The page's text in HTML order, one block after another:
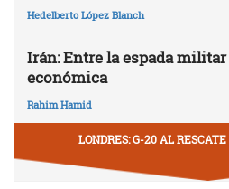
Hedelberto López Blanch
Irán: Entre la espada
económica
Rahim Hamid
LONDRES: G-20 AL